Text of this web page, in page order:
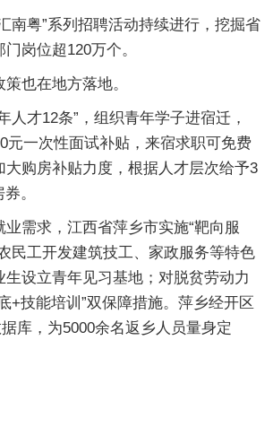
南粤”系列招聘活动持续进行，挖掘省
岗位超120万个。
也在地方落地。
人才12条”，组织青年学子进宿迁，
元一次性面试补贴，来宿求职可免费
大购房补贴力度，根据人才层次给予3
。
需求，江西省萍乡市实施“靶向服
民工开发建筑技工、家政服务等特色
生设立青年见习基地；对脱贫劳动力
+技能培训”双保障措施。萍乡经开区
库，为5000余名返乡人员量身定